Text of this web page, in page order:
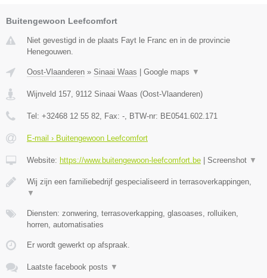
Buitengewoon Leefcomfort
Niet gevestigd in de plaats Fayt le Franc en in de provincie
Henegouwen.
Oost-Vlaanderen » Sinaai Waas Google maps ▼
Wijnveld 157 9112 Sinaai Waas (Oost-Vlaanderen)
Tel: +32468 12 55 82 , Fax: - , BTW-nr: BE0541.602.171
E-mail › Buitengewoon Leefcomfort
Website: https://www.buitengewoon-leefcomfort.be Screenshot ▼
Wij zijn een familiebedrijf gespecialiseerd in terrasoverkappingen,
▼
Diensten: zonwering, terrasoverkapping, glasoases, rolluiken,
horren, automatisaties
Er wordt gewerkt op afspraak.
Laatste facebook posts ▼